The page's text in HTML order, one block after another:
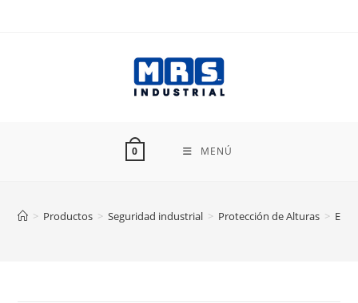
0 MENÚ
> Productos > Seguridad industrial > Protección de Alturas >